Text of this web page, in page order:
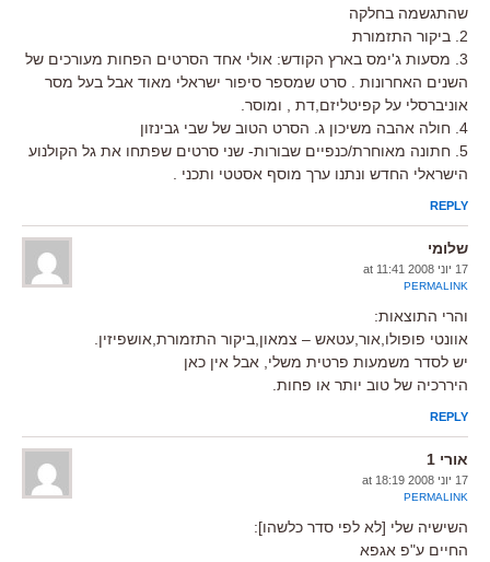
שהתגשמה בחלקה
2. ביקור התזמורת
3. מסעות ג'ימס בארץ הקודש: אולי אחד הסרטים הפחות מעורכים של
השנים האחרונות . סרט שמספר סיפור ישראלי מאוד אבל בעל מסר
אוניברסלי על קפיטליזם,דת , ומוסר.
4. חולה אהבה משיכון ג. הסרט הטוב של שבי גבינזון
5. חתונה מאוחרת/כנפיים שבורות- שני סרטים שפתחו את גל הקולנוע
הישראלי החדש ונתנו ערך מוסף אסטטי ותכני .
REPLY
שלומי
17 יוני 2008 at 11:41
PERMALINK
והרי התוצאות:
אוונטי פופולו,אור,עטאש – צמאון,ביקור התזמורת,אושפיזין.
יש לסדר משמעות פרטית משלי, אבל אין כאן
היררכיה של טוב יותר או פחות.
REPLY
אורי 1
17 יוני 2008 at 18:19
PERMALINK
השישיה שלי [לא לפי סדר כלשהו]:
החיים ע"פ אגפא